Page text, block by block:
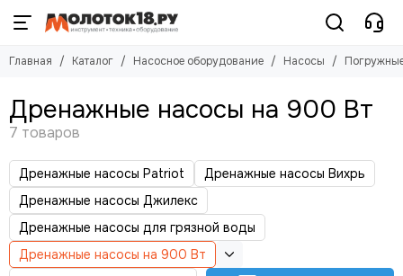
Насосное оборудование
Насосы
Насосы
Погружные насосы
Насосы фекальные
Насосы вибрационные
Насос скважинный
Насосы бочковые
Насосные станции
Насосы поверхностные
Насос циркуляционный
Насос канализационный
Главная Каталог Насосное оборудование Насосы
Дренажные насосы на 900 Вт
Дренажные насосы Patriot
Дренажные насосы Вихрь
Дренажные насосы Джилекс
Дренажные насосы для грязной воды
Дренажные насосы на 900 Вт